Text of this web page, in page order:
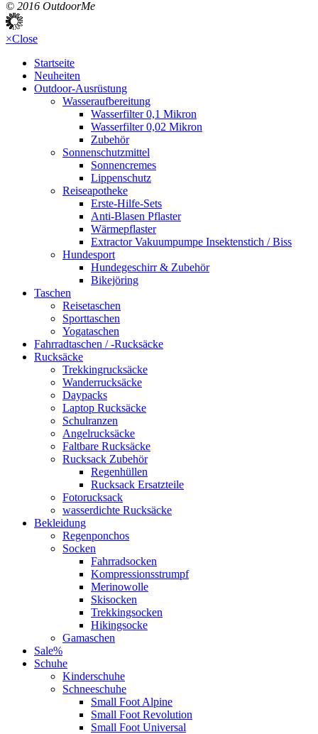
© 2016 OutdoorMe
×Close
Startseite
Neuheiten
Outdoor-Ausrüstung
Wasseraufbereitung
Wasserfilter 0,1 Mikron
Wasserfilter 0,02 Mikron
Zubehör
Sonnenschutzmittel
Sonnencremes
Lippenschutz
Reiseapotheke
Erste-Hilfe-Sets
Anti-Blasen Pflaster
Wärmepflaster
Extractor Vakuumpumpe Insektenstich / Biss
Hundesport
Hundegeschirr & Zubehör
Bikejöring
Taschen
Reisetaschen
Sporttaschen
Yogataschen
Fahrradtaschen / -Rucksäcke
Rucksäcke
Trekkingrucksäcke
Wanderrucksäcke
Daypacks
Laptop Rucksäcke
Schulranzen
Angelrucksäcke
Faltbare Rucksäcke
Rucksack Zubehör
Regenhüllen
Rucksack Ersatzteile
Fotorucksack
wasserdichte Rucksäcke
Bekleidung
Regenponchos
Socken
Fahrradsocken
Kompressionsstrumpf
Merinowolle
Skisocken
Trekkingsocken
Hikingsocke
Gamaschen
Sale%
Schuhe
Kinderschuhe
Schneeschuhe
Small Foot Alpine
Small Foot Revolution
Small Foot Universal